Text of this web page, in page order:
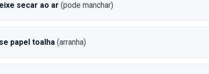
secar ao ar (pode manchar)
papel toalha (arranha)